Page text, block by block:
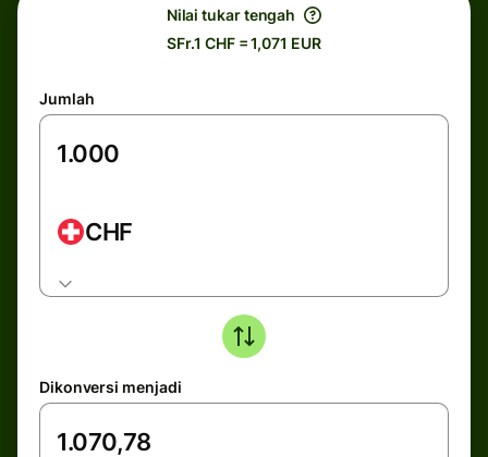
Nilai tukar tengah
SFr.1 CHF = 1,071 EUR
Jumlah
CHF
Dikonversi menjadi